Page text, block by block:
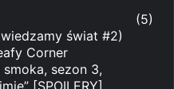
(5)
świat #2)
Corner
sezon 3,